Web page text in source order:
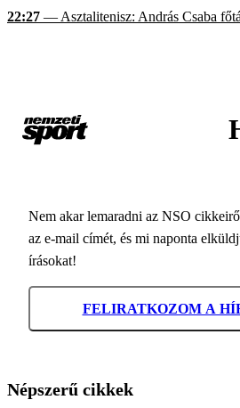
22:27 — Asztalitenisz: András Csaba
Nem akar lemaradni az NSO
az e-mail címét, és mi naponta
írásokat!
FELIRATKOZOM A
Népszerű cikkek